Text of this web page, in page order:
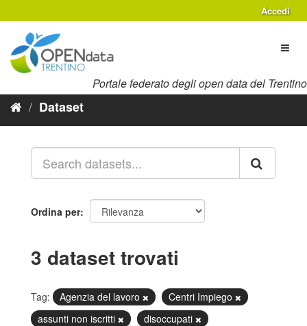
al
contenuto
Accedi
Portale federato degli open data del Trentino
Dataset
Ordina per
3 dataset trovati
Tag: Agenzia del lavoro
Centri Impiego
assunti non iscritti
disoccupati